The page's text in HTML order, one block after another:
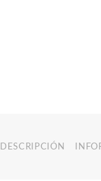
DESCRIPCIÓN